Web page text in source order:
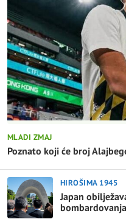
MLADI ZMAJ
Poznato koji će broj
HIROŠIMA 1945
Japan
bombardovanja